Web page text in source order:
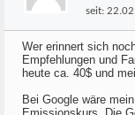
seit:
Wer erinnert sich
Empfehlungen und
heute ca. 40$ und
Bei Google wäre